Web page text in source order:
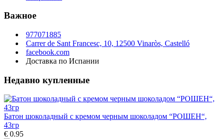
Важное
977071885
Carrer de Sant Francesc, 10, 12500 Vinaròs, Castelló
facebook.com
Доставка по Испании
Недавно купленные
Батон шоколадный с кремом черным шоколадом “РОШЕН“,
43гp
€ 0.95